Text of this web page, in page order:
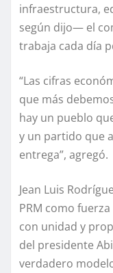
infraestructura,
según dijo— el
trabaja cada día
“Las cifras
que más
hay un pueblo
y un partido que
entrega”, agregó.
Jean Luis
PRM como
con unidad y
del presidente
verdadero